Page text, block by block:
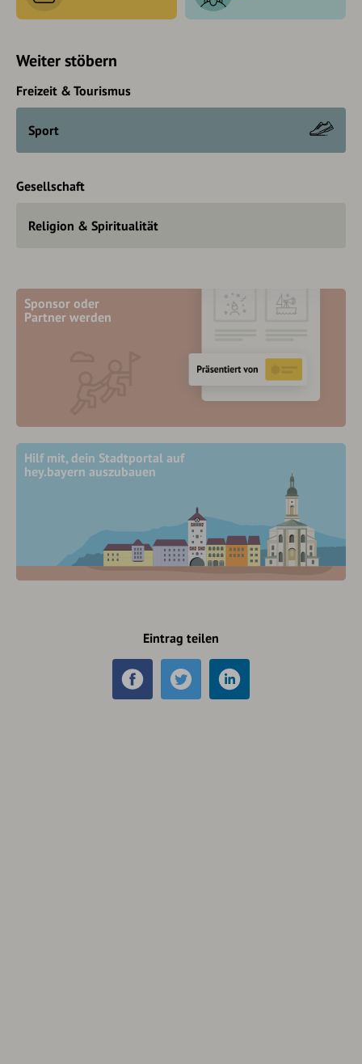
Weiter stöbern
Freizeit & Tourismus
Sport
Gesellschaft
Religion & Spiritualität
Sponsor oder
Partner werden
Hilf mit, dein Stadtportal auf
hey.bayern auszubauen
Eintrag teilen